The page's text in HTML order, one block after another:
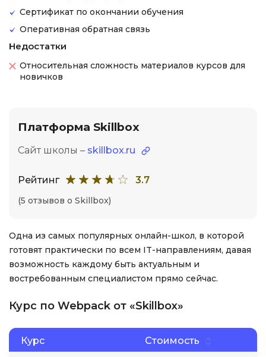
Сертификат по окончании обучения
Оперативная обратная связь
Недостатки
Относительная сложность материалов курсов для
новичков
Платформа Skillbox
Сайт школы – skillbox.ru
Рейтинг 3.7
(5 отзывов о Skillbox)
Одна из самых популярных онлайн-школ, в которой
готовят практически по всем IT-направлениям, давая
возможность каждому быть актуальным и
востребованным специалистом прямо сейчас.
Курс по Webpack от «Skillbox»
Курс Стоимость